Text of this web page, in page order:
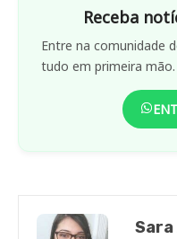
Receba
Entre na comunidade
tudo em primeira mão.
Sara